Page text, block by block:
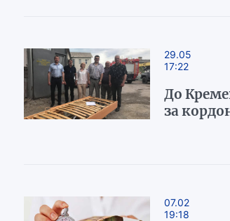
29.05
17:22
До
за
07.02
19:18